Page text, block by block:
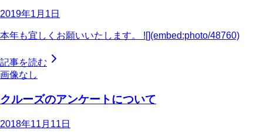
2019年1月1日
本年も宜しくお願いいたします。 ![](embed:photo/48760)
記事を読む
画像なし
クルーズのアンケートについて
2018年11月11日